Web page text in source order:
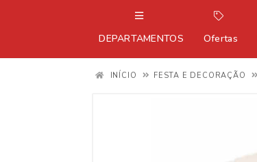
DEPARTAMENTOS Ofertas
INÍCIO FESTA E DECORAÇÃO